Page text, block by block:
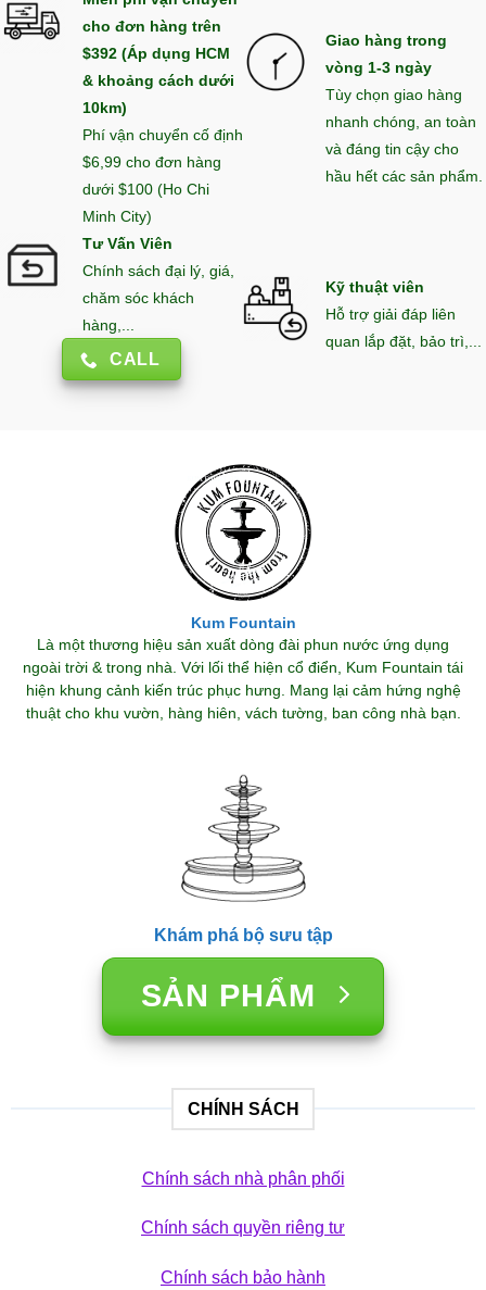
cho đơn hàng trên
$392 (Áp dụng HCM
& khoảng cách dưới
10km)
Phí vận chuyển cố định
$6,99 cho đơn hàng
dưới $100 (Ho Chi
Minh City)
Giao hàng trong
vòng 1-3 ngày
Tùy chọn giao hàng
nhanh chóng, an toàn
và đáng tin cậy cho
hầu hết các sản phẩm.
Tư Vấn Viên
Chính sách đại lý, giá,
chăm sóc khách
hàng,...
CALL
Kỹ thuật viên
Hỗ trợ giải đáp liên
quan lắp đặt, bảo trì,...
Kum Fountain
Là một thương hiệu sản xuất dòng đài phun nước ứng dụng
ngoài trời & trong nhà. Với lối thể hiện cổ điển, Kum Fountain tái
hiện khung cảnh kiến trúc phục hưng. Mang lại cảm hứng nghệ
thuật cho khu vườn, hàng hiên, vách tường, ban công nhà bạn.
Khám phá bộ sưu tập
SẢN PHẨM
CHÍNH SÁCH
Chính sách nhà phân phối
Chính sách quyền riêng tư
Chính sách bảo hành